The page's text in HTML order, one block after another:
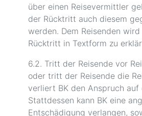
über einen Reisevermittler
der Rücktritt auch diesem
werden. Dem Reisenden
Rücktritt in Textform zu
6.2. Tritt der Reisende vor
oder tritt der Reisende die
verliert BK den Anspruch auf
Stattdessen kann BK eine
Entschädigung verlangen,